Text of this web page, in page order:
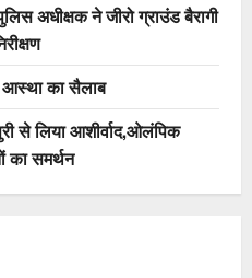
अधीक्षक ने जीरो ग्राउंड बैरागी
आस्था का सैलाब
से लिया आशीर्वाद,ओलंपिक
का समर्थन